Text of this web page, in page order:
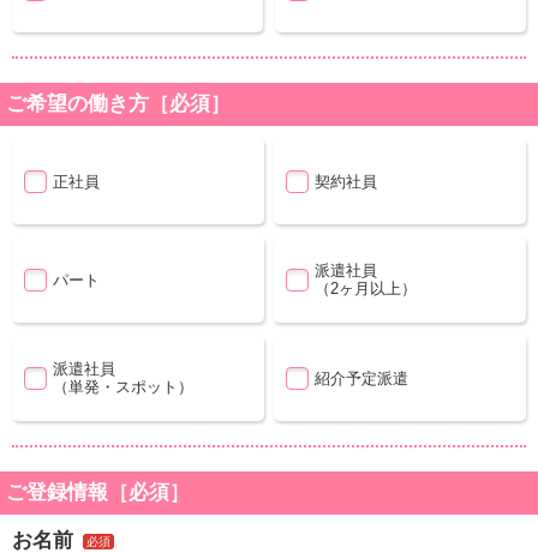
ご希望の働き方［必須］
正社員 契約社員
パート
派遣社員
（2ヶ月以上）
派遣社員
（単発・スポット）
紹介予定派遣
ご登録情報［必須］
お名前 必須